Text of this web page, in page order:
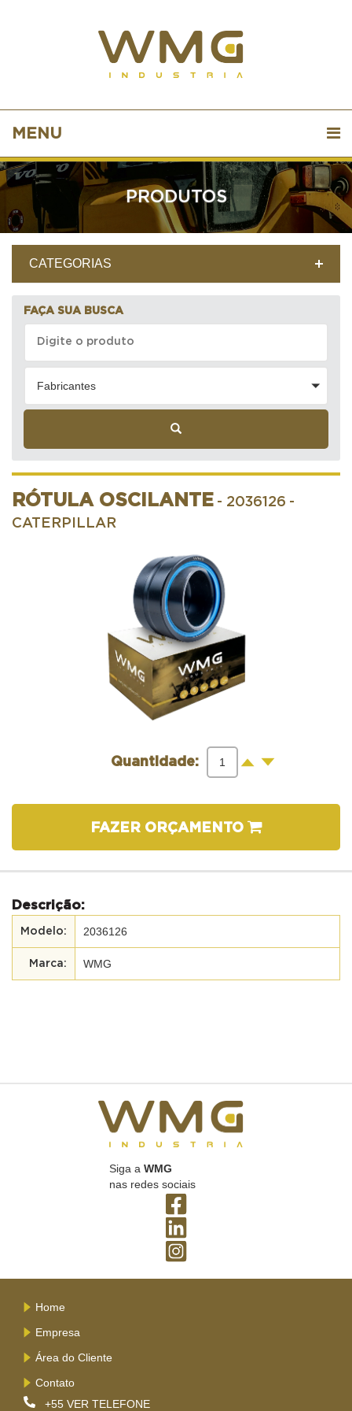
MENU
PRODUTOS
CATEGORIAS
FAÇA SUA BUSCA
Fabricantes
RÓTULA OSCILANTE - 2036126 -
CATERPILLAR
Quantidade: + -
FAZER ORÇAMENTO
Descrição:
2036126
WMG
Siga a WMG
nas redes sociais
Home
Empresa
Área do Cliente
Contato
+55 VER TELEFONE